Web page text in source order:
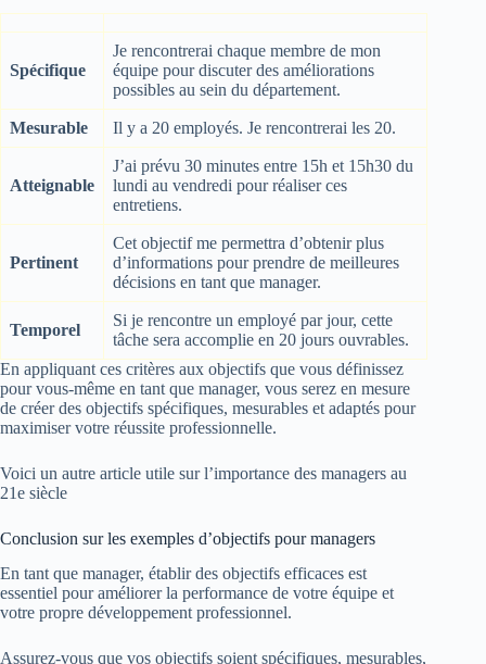
Spécifique
Je rencontrerai chaque membre de mon
équipe pour discuter des améliorations
possibles au sein du département.
Mesurable Il y a 20 employés. Je rencontrerai les 20.
Atteignable
J’ai prévu 30 minutes entre 15h et 15h30 du
lundi au vendredi pour réaliser ces
entretiens.
Pertinent
Cet objectif me permettra d’obtenir plus
d’informations pour prendre de meilleures
décisions en tant que manager.
Temporel
Si je rencontre un employé par jour, cette
tâche sera accomplie en 20 jours ouvrables.
En appliquant ces critères aux objectifs que vous définissez
pour vous-même en tant que manager, vous serez en mesure
de créer des objectifs spécifiques, mesurables et adaptés pour
maximiser votre réussite professionnelle.
Voici un autre article utile sur l’importance des managers au
21e siècle
Conclusion sur les exemples d’objectifs pour managers
En tant que manager, établir des objectifs efficaces est
essentiel pour améliorer la performance de votre équipe et
votre propre développement professionnel.
Assurez-vous que vos objectifs soient spécifiques, mesurables,